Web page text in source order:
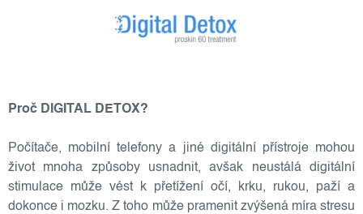
Proč DIGITAL DETOX?
Počítače, mobilní telefony a jiné digitální přístroje mohou
život mnoha způsoby usnadnit, avšak neustálá digitální
stimulace může vést k přetížení očí, krku, rukou, paží a
dokonce i mozku. Z toho může pramenit zvýšená míra stresu